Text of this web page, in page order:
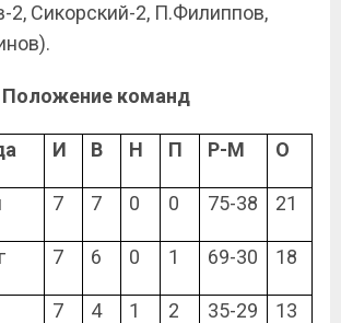
Сикорский-2, П.Филиппов,
Положение команд
И В Н П Р-М О
7 7 0 0 75-38 21
7 6 0 1 69-30 18
7 4 1 2 35-29 13